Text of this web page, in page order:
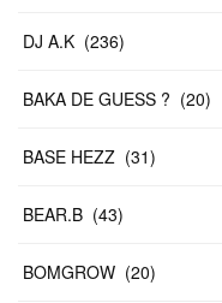
DJ A.K (236)
BAKA DE GUESS ? (20)
BASE HEZZ (31)
BEAR.B (43)
BOMGROW (20)